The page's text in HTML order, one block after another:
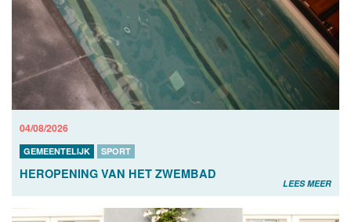
04/08/2026
GEMEENTELIJK SPORT
HEROPENING VAN HET ZWEMBAD
LEES MEER